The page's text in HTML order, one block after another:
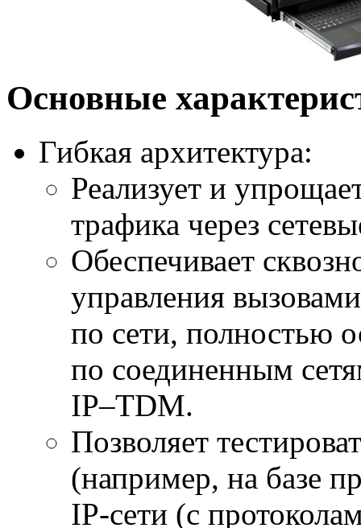
Основные
Гибкая архитектура:
Реализует и
трафика через
Обеспечивает
управления
по сети, полностью
по соединенным
IP–TDM.
Позволяет
(например, на базе
IP-сети (с